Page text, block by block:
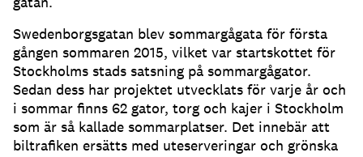
Swedenborgsgatan blev sommargågata för första
gången sommaren 2015, vilket var startskottet för
Stockholms stads satsning på sommargågator.
Sedan dess har projektet utvecklats för varje år och
i sommar finns 62 gator, torg och kajer i Stockholm
som är så kallade sommarplatser. Det innebär att
biltrafiken ersätts med uteserveringar och grönska